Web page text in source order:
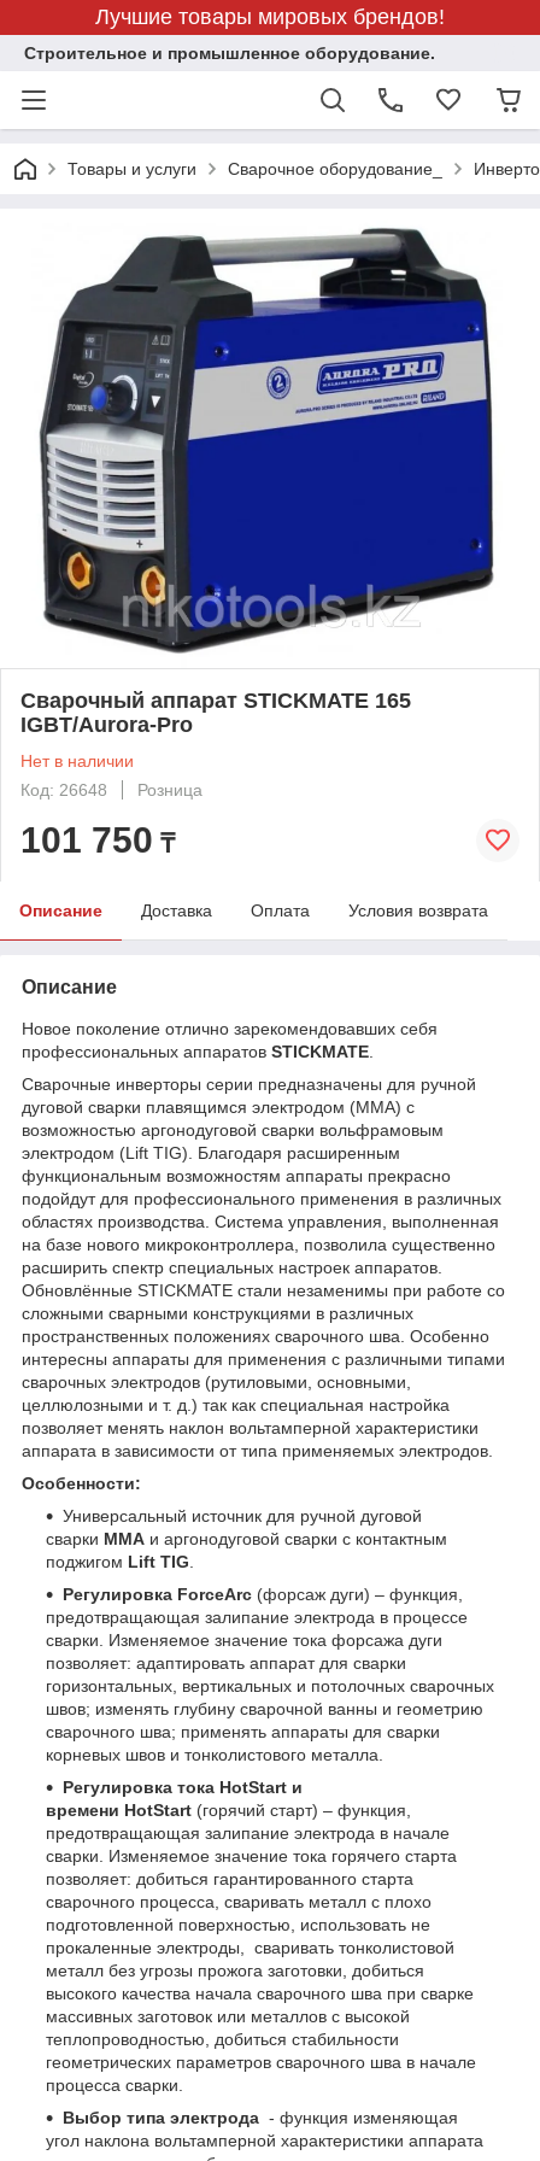
Лучшие товары мировых брендов!
Строительное и промышленное оборудование.
Товары и услуги Сварочное оборудование_
Сварочный аппарат STICKMATE 165
IGBT/Aurora-Pro
Нет в наличии
Код: 26648
Розница
101 750 ₸
Описание Доставка Оплата Условия возврата
Описание
Новое поколение отлично зарекомендовавших себя
профессиональных аппаратов STICKMATE
Сварочные инверторы серии предназначены для ручной
дуговой сварки плавящимся электродом (ММА) с
возможностью аргонодуговой сварки вольфрамовым
электродом (Lift TIG). Благодаря расширенным
функциональным возможностям аппараты прекрасно
подойдут для профессионального применения в различных
областях производства. Система управления, выполненная
на базе нового микроконтроллера, позволила существенно
расширить спектр специальных настроек аппаратов.
Обновлённые STICKMATE стали незаменимы при работе со
сложными сварными конструкциями в различных
пространственных положениях сварочного шва. Особенно
интересны аппараты для применения с различными типами
сварочных электродов (рутиловыми, основными,
целлюлозными и т. д.) так как специальная настройка
позволяет менять наклон вольтамперной характеристики
аппарата в зависимости от типа применяемых электродов.
Особенности:
Универсальный источник для ручной дуговой
сварки ММА и аргонодуговой сварки с контактным
поджигом Lift TIG
Регулировка ForceArc (форсаж дуги) – функция,
предотвращающая залипание электрода в процессе
сварки. Изменяемое значение тока форсажа дуги
позволяет: адаптировать аппарат для сварки
горизонтальных, вертикальных и потолочных сварочных
швов; изменять глубину сварочной ванны и геометрию
сварочного шва; применять аппараты для сварки
корневых швов и тонколистового металла.
Регулировка тока HotStart и
времени HotStart (горячий старт) – функция,
предотвращающая залипание электрода в начале
сварки. Изменяемое значение тока горячего старта
позволяет: добиться гарантированного старта
сварочного процесса, сваривать металл с плохо
подготовленной поверхностью, использовать не
прокаленные электроды, сваривать тонколистовой
металл без угрозы прожога заготовки, добиться
высокого качества начала сварочного шва при сварке
массивных заготовок или металлов с высокой
теплопроводностью, добиться стабильности
геометрических параметров сварочного шва в начале
процесса сварки.
Выбор типа электрода - функция изменяющая
угол наклона вольтамперной характеристики аппарата